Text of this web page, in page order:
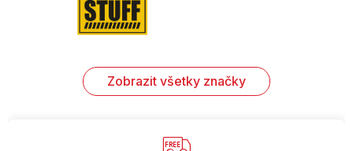
Zobrazit všetky značky